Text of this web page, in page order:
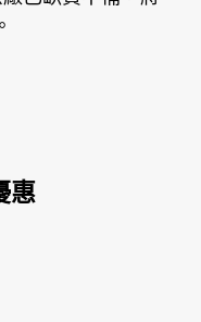
惠